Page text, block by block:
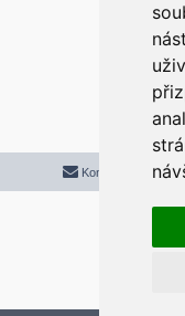
e
k
Kontaktujte mě/nás